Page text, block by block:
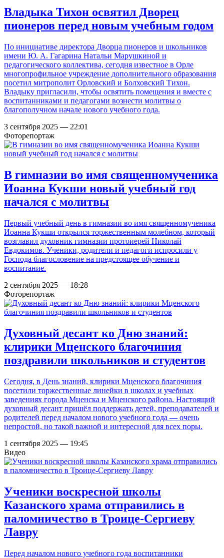
Владыка Тихон освятил Дворец
пионеров перед новым учебным годом
По инициативе директора Дворца пионеров и школьников
имени Ю. А. Гагарина Натальи Марушкиной и
педагогического коллектива, сегодня известное в Орле
многопрофильное учреждение дополнительного образования
посетил митрополит Орловский и Болховский Тихон.
Владыку пригласили, чтобы освятить помещения и вместе с
воспитанниками и педагогами вознести молитвы о
благополучном начале нового учебного года.
3 сентября 2025 — 22:01
Фоторепортаж
В гимназии во имя священномученика
Иоанна Кукши новый учебный год
начался с молитвы
Первый учебный день в гимназии во имя священномученика
Иоанна Кукши открылся торжественным молебном, который
возглавил духовник гимназии протоиерей Николай
Евдокимов. Ученики, родители и педагоги испросили у
Господа благословение на предстоящее обучение и
воспитание.
2 сентября 2025 — 18:28
Фоторепортаж
Духовный десант ко Дню знаний:
клирики Мценского благочиния
поздравили школьников и студентов
Сегодня, в День знаний, клирики Мценского благочиния
посетили торжественные линейки в школах и учебных
заведениях города Мценска и Мценского района. Настоящий
духовный десант пришёл поддержать детей, преподавателей и
родителей перед началом нового учебного года — очень
непростой, но такой важной и интересной для всех поры.
1 сентября 2025 — 19:45
Видео
Ученики воскресной школы
Казанского храма отправились в
паломничество в Троице-Сергиеву
Лавру
Перед началом нового учебного года воспитанники